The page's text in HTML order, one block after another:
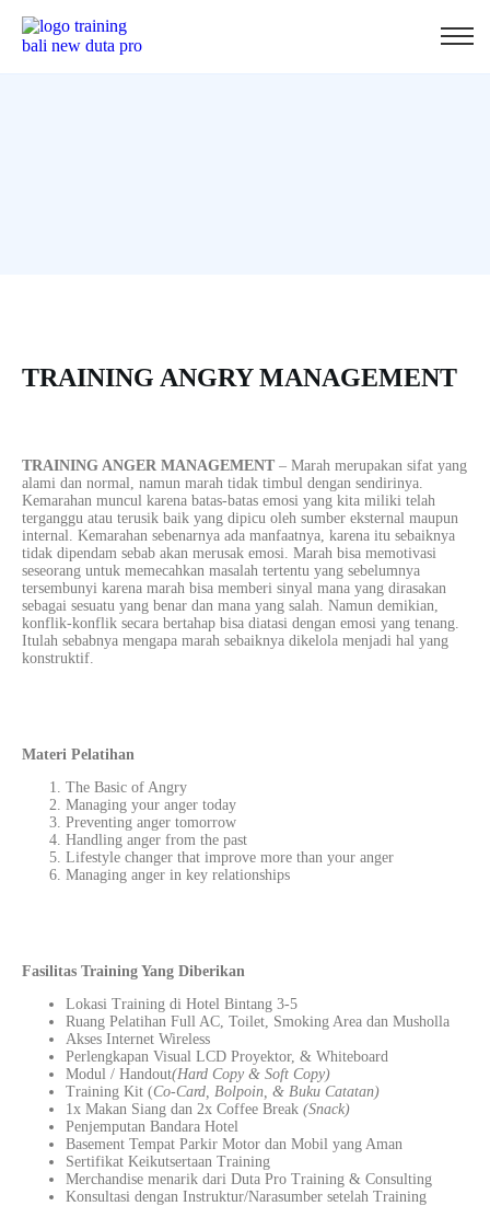
TRAINING ANGRY MANAGEMENT
TRAINING ANGER MANAGEMENT – Marah merupakan sifat yang
alami dan normal, namun marah tidak timbul dengan sendirinya.
Kemarahan muncul karena batas-batas emosi yang kita miliki telah
terganggu atau terusik baik yang dipicu oleh sumber eksternal maupun
internal. Kemarahan sebenarnya ada manfaatnya, karena itu sebaiknya
tidak dipendam sebab akan merusak emosi. Marah bisa memotivasi
seseorang untuk memecahkan masalah tertentu yang sebelumnya
tersembunyi karena marah bisa memberi sinyal mana yang dirasakan
sebagai sesuatu yang benar dan mana yang salah. Namun demikian,
konflik-konflik secara bertahap bisa diatasi dengan emosi yang tenang.
Itulah sebabnya mengapa marah sebaiknya dikelola menjadi hal yang
konstruktif.
Materi Pelatihan
The Basic of Angry
Managing your anger today
Preventing anger tomorrow
Handling anger from the past
Lifestyle changer that improve more than your anger
Managing anger in key relationships
Fasilitas Training Yang Diberikan
Lokasi Training di Hotel Bintang 3-5
Ruang Pelatihan Full AC, Toilet, Smoking Area dan Musholla
Akses Internet Wireless
Perlengkapan Visual LCD Proyektor, & Whiteboard
Modul / Handout(Hard Copy & Soft Copy)
Training Kit (Co-Card, Bolpoin, & Buku Catatan)
1x Makan Siang dan 2x Coffee Break (Snack)
Penjemputan Bandara Hotel
Basement Tempat Parkir Motor dan Mobil yang Aman
Sertifikat Keikutsertaan Training
Merchandise menarik dari Duta Pro Training & Consulting
Konsultasi dengan Instruktur/Narasumber setelah Training